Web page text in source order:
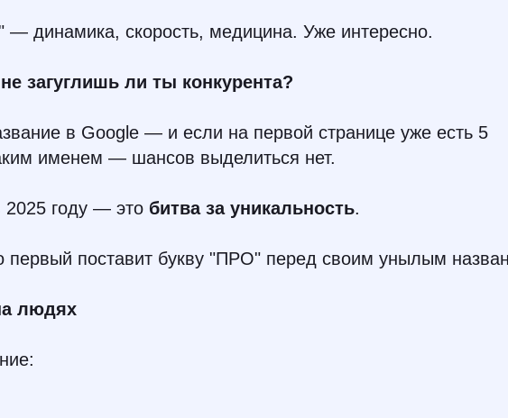
— динамика, скорость, медицина. Уже интересно.
загуглишь ли ты конкурента?
в Google — и если на первой странице уже есть 5
именем — шансов выделиться нет.
2025 году — это битва за уникальность.
первый поставит букву "ПРО" перед своим унылым
людях